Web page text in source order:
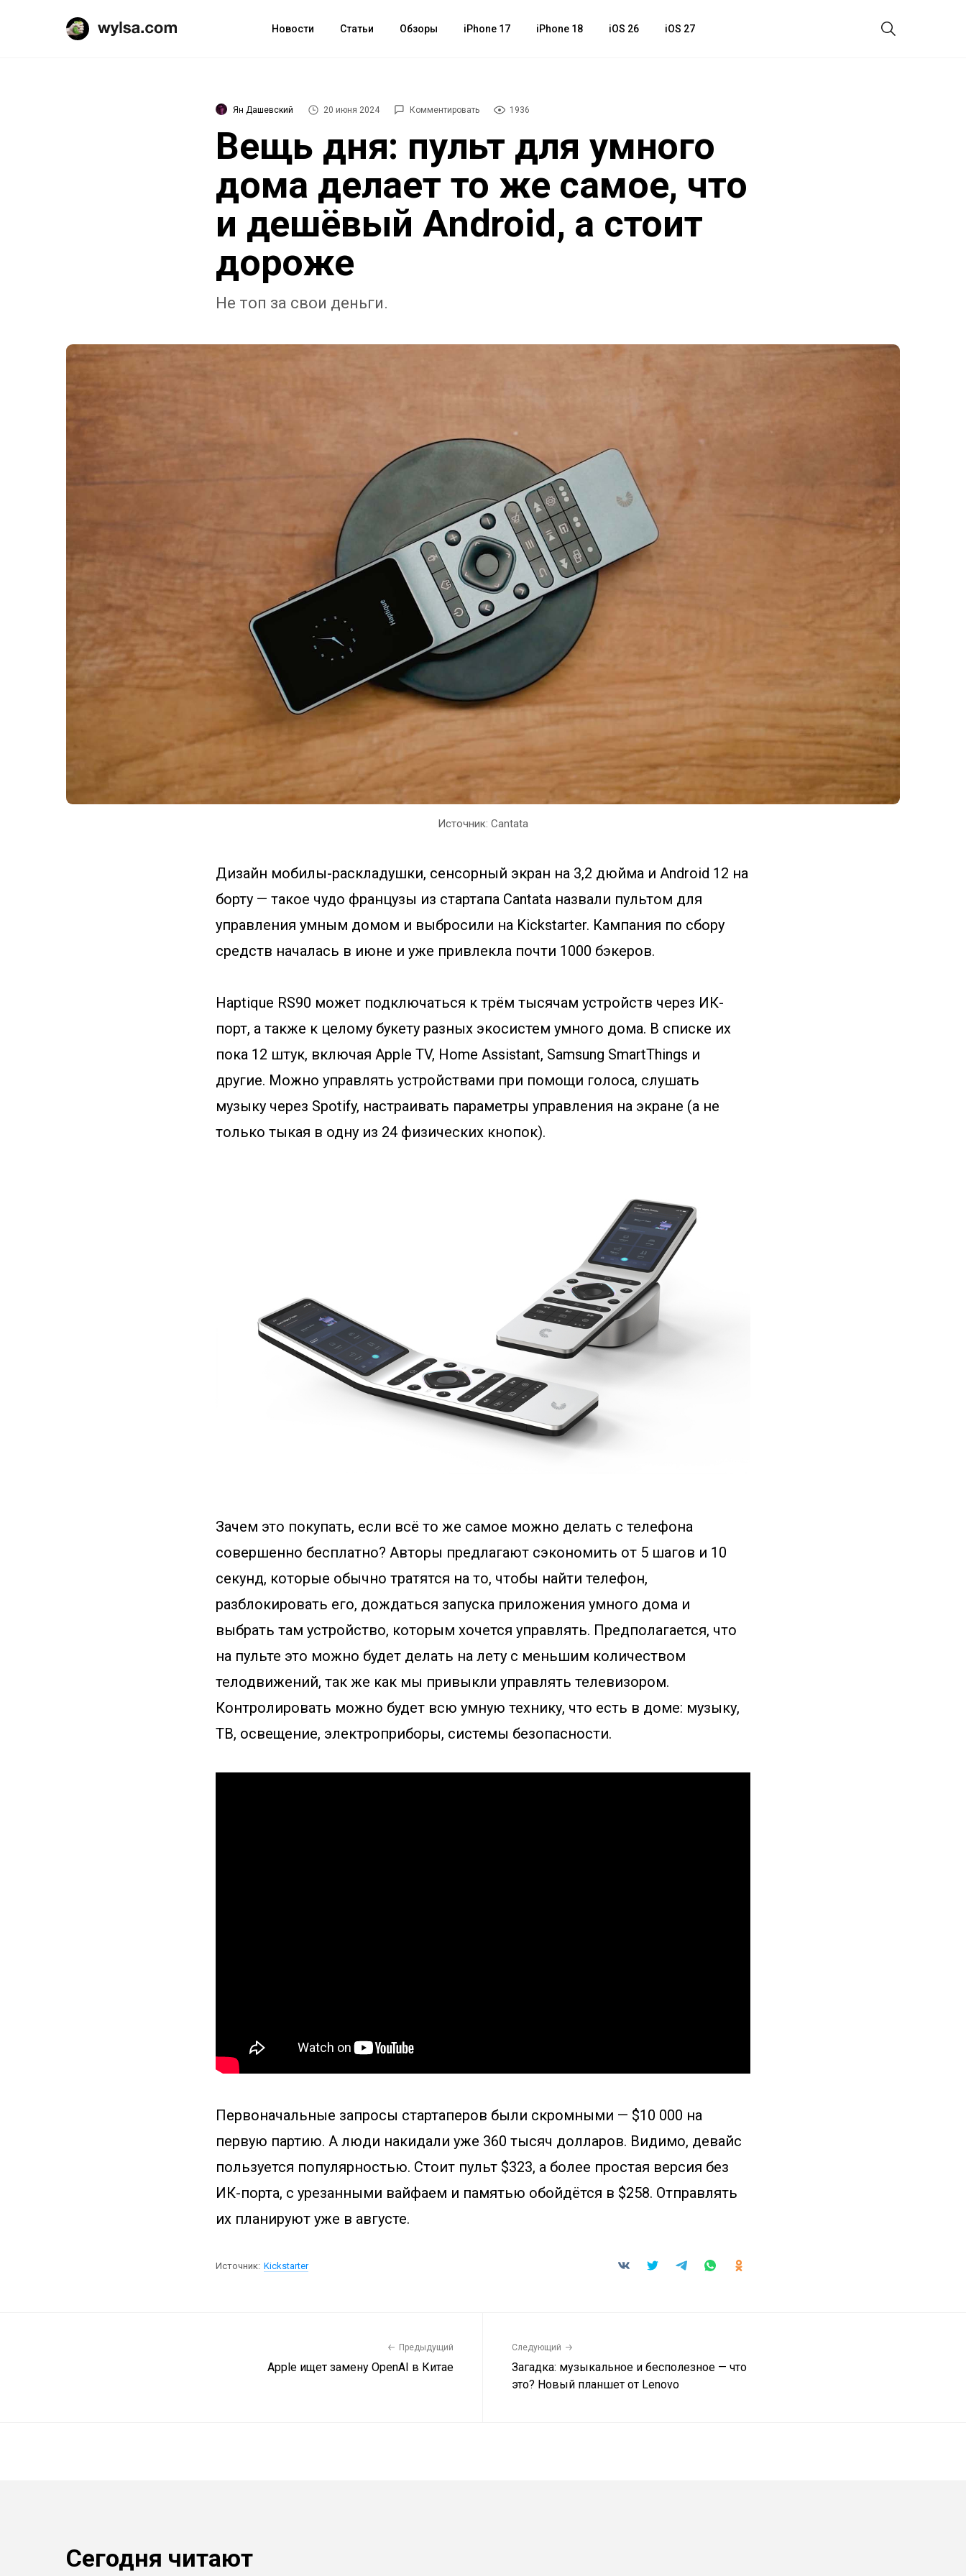
Новости Статьи Обзоры iPhone 17 iPhone 18 iOS 26 iOS 27
Ян Дашевский 20 июня 2024 Комментировать 1936
Вещь дня: пульт для умного
дома делает то же самое, что
и дешёвый Android, а стоит
дороже
Не топ за свои деньги.
Источник: Cantata
Дизайн мобилы-раскладушки, сенсорный экран на 3,2 дюйма и Android 12 на
борту — такое чудо французы из стартапа Cantata назвали пультом для
управления умным домом и выбросили на Kickstarter. Кампания по сбору
средств началась в июне и уже привлекла почти 1000 бэкеров.
Haptique RS90 может подключаться к трём тысячам устройств через ИК-
порт, а также к целому букету разных экосистем умного дома. В списке их
пока 12 штук, включая Apple TV, Home Assistant, Samsung SmartThings и
другие. Можно управлять устройствами при помощи голоса, слушать
музыку через Spotify, настраивать параметры управления на экране (а не
только тыкая в одну из 24 физических кнопок).
Зачем это покупать, если всё то же самое можно делать с телефона
совершенно бесплатно? Авторы предлагают сэкономить от 5 шагов и 10
секунд, которые обычно тратятся на то, чтобы найти телефон,
разблокировать его, дождаться запуска приложения умного дома и
выбрать там устройство, которым хочется управлять. Предполагается, что
на пульте это можно будет делать на лету с меньшим количеством
телодвижений, так же как мы привыкли управлять телевизором.
Контролировать можно будет всю умную технику, что есть в доме: музыку,
ТВ, освещение, электроприборы, системы безопасности.
Первоначальные запросы стартаперов были скромными — $10 000 на
первую партию. А люди накидали уже 360 тысяч долларов. Видимо, девайс
пользуется популярностью. Стоит пульт $323, а более простая версия без
ИК-порта, с урезанными вайфаем и памятью обойдётся в $258. Отправлять
их планируют уже в августе.
Источник: Kickstarter
Предыдущий
Apple ищет замену OpenAI в Китае
Следующий
Загадка: музыкальное и бесполезное — что
это? Новый планшет от Lenovo
Сегодня читают